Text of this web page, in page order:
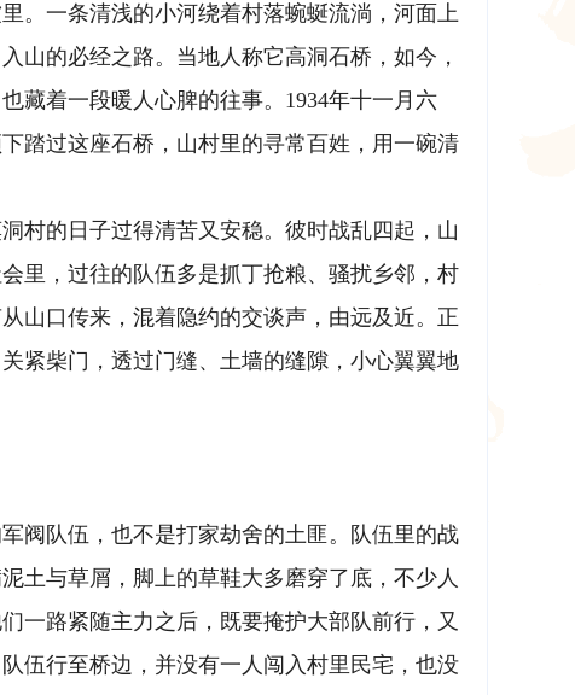
。一条清浅的小河绕着村落蜿蜒流淌，河面上
山的必经之路。当地人称它高洞石桥，如今，
藏着一段暖人心脾的往事。1934年十一月六
踏过这座石桥，山村里的寻常百姓，用一碗清
村的日子过得清苦又安稳。彼时战乱四起，山
里，过往的队伍多是抓丁抢粮、骚扰乡邻，村
山口传来，混着隐约的交谈声，由远及近。正
紧柴门，透过门缝、土墙的缝隙，小心翼翼地
阀队伍，也不是打家劫舍的土匪。队伍里的战
土与草屑，脚上的草鞋大多磨穿了底，不少人
一路紧随主力之后，既要掩护大部队前行，又
伍行至桥边，并没有一人闯入村里民宅，也没